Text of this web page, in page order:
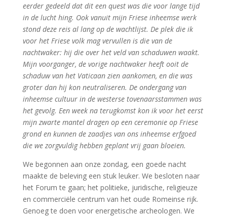
eerder gedeeld dat dit een quest was die voor lange tijd
in de lucht hing. Ook vanuit mijn Friese inheemse werk
stond deze reis al lang op de wachtlijst. De plek die ik
voor het Friese volk mag vervullen is die van de
nachtwaker: hij die over het veld van schaduwen waakt.
Mijn voorganger, de vorige nachtwaker heeft ooit de
schaduw van het Vaticaan zien aankomen, en die was
groter dan hij kon neutraliseren. De ondergang van
inheemse cultuur in de westerse tovenaarsstammen was
het gevolg. Een week na terugkomst kon ik voor het eerst
mijn zwarte mantel dragen op een ceremonie op Friese
grond en kunnen de zaadjes van ons inheemse erfgoed
die we zorgvuldig hebben geplant vrij gaan bloeien.
We begonnen aan onze zondag, een goede nacht
maakte de beleving een stuk leuker. We besloten naar
het Forum te gaan; het politieke, juridische, religieuze
en commerciële centrum van het oude Romeinse rijk.
Genoeg te doen voor energetische archeologen. We